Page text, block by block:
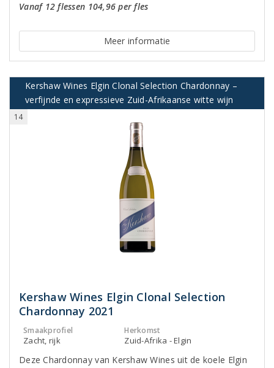
Vanaf 12 flessen 104,96 per fles
Meer informatie
Kershaw Wines Elgin Clonal Selection Chardonnay –
verfijnde en expressieve Zuid-Afrikaanse witte wijn
14
Kershaw Wines Elgin Clonal Selection
Chardonnay 2021
Smaakprofiel
Zacht, rijk
Herkomst
Zuid-Afrika - Elgin
Deze Chardonnay van Kershaw Wines uit de koele Elgin